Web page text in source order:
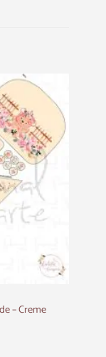
– Creme